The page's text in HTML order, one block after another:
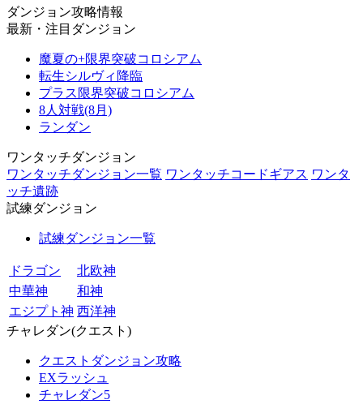
ダンジョン攻略情報
最新・注目ダンジョン
魔夏の+限界突破コロシアム
転生シルヴィ降臨
プラス限界突破コロシアム
8人対戦(8月)
ランダン
ワンタッチダンジョン
ワンタッチダンジョン一覧 ワンタッチコードギアス ワンタ
ッチ遺跡
試練ダンジョン
試練ダンジョン一覧
ドラゴン
北欧神
中華神
和神
エジプト神 西洋神
チャレダン(クエスト)
クエストダンジョン攻略
EXラッシュ
チャレダン5